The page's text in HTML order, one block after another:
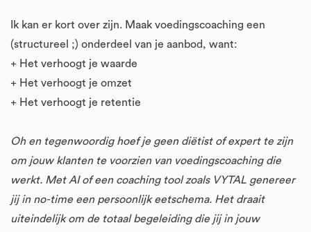
Ik kan er kort over zijn. Maak voedingscoaching een
(structureel ;) onderdeel van je aanbod, want:
+ Het verhoogt je waarde
+ Het verhoogt je omzet
+ Het verhoogt je retentie
Oh en tegenwoordig hoef je geen diëtist of expert te zijn
om jouw klanten te voorzien van voedingscoaching die
werkt. Met AI of een coaching tool zoals VYTAL genereer
jij in no-time een persoonlijk eetschema. Het draait
uiteindelijk om de totaal begeleiding die jij in jouw